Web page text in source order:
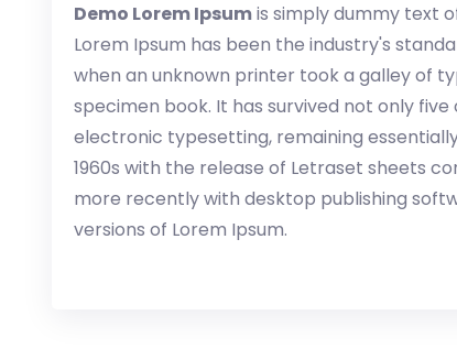
Demo Lorem Ipsumis simply dummy text
Lorem Ipsum has been the industry's
when an unknown printer took a galley of
specimen book. It has survived not only
electronic typesetting, remaining
1960s with the release of Letraset sheets
more recently with desktop publishing
versions of Lorem Ipsum.